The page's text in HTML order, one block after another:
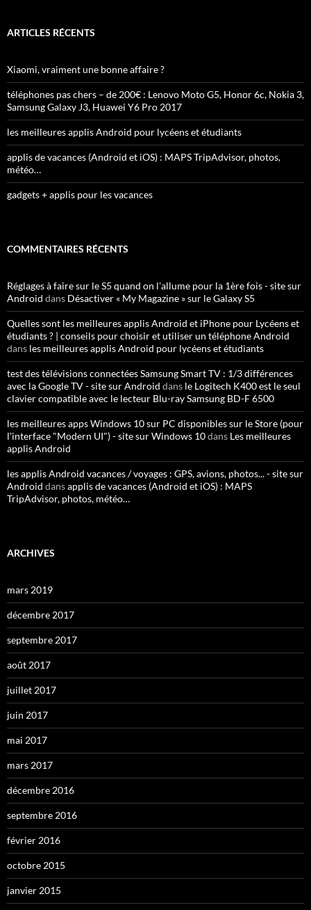
ARTICLES RÉCENTS
Xiaomi, vraiment une bonne affaire ?
téléphones pas chers – de 200€ : Lenovo Moto G5, Honor 6c, Nokia 3,
Samsung Galaxy J3, Huawei Y6 Pro 2017
les meilleures applis Android pour lycéens et étudiants
applis de vacances (Android et iOS) : MAPS TripAdvisor, photos,
météo…
gadgets + applis pour les vacances
COMMENTAIRES RÉCENTS
Réglages à faire sur le S5 quand on l'allume pour la 1ère fois - site sur
Android dans Désactiver « My Magazine » sur le Galaxy S5
Quelles sont les meilleures applis Android et iPhone pour Lycéens et
étudiants ? | conseils pour choisir et utiliser un téléphone Android
dans les meilleures applis Android pour lycéens et étudiants
test des télévisions connectées Samsung Smart TV : 1/3 différences
avec la Google TV - site sur Android dans le Logitech K400 est le seul
clavier compatible avec le lecteur Blu-ray Samsung BD-F 6500
les meilleures apps Windows 10 sur PC disponibles sur le Store (pour
l'interface "Modern UI") - site sur Windows 10dans Les meilleures
applis Android
les applis Android vacances / voyages : GPS, avions, photos... - site sur
Android dansapplis de vacances (Android et iOS) : MAPS
TripAdvisor, photos, météo…
ARCHIVES
mars 2019
décembre 2017
septembre 2017
août 2017
juillet 2017
juin 2017
mai 2017
mars 2017
décembre 2016
septembre 2016
février 2016
octobre 2015
janvier 2015